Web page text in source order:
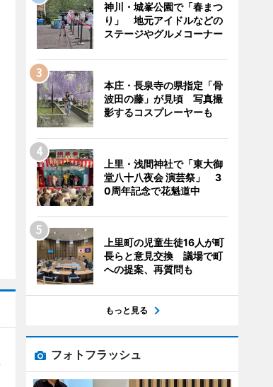
神川・城峯公園で「春まつ
り」 地元アイドルなどの
ステージやグルメコーナー
本庄・長泉寺の県指定「骨
波田の藤」が見頃 写真撮
影するコスプレーヤーも
上里・浅間神社で「東大御
堂八十八夜会 演芸祭」 3
0周年記念で花魁道中
上里町の児童生徒16人が町
長らと意見交換 議場で町
への提案、再質問も
もっと見る
フォトフラッシュ